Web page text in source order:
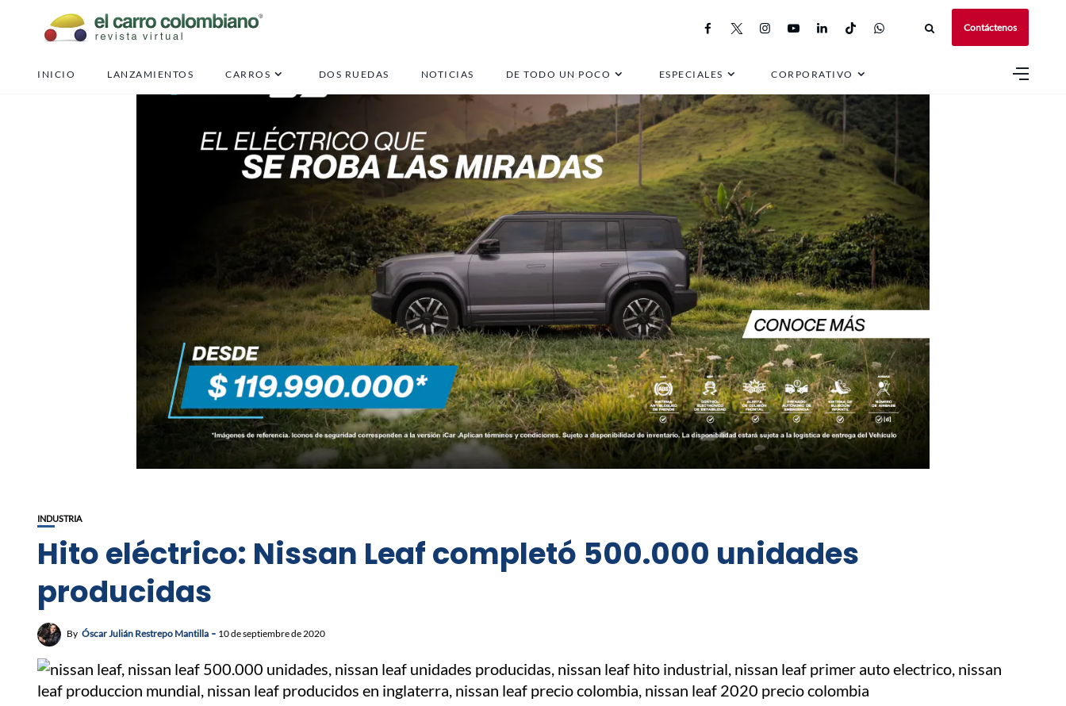
Contáctenos
INICIO LANZAMIENTOS CARROS DOS RUEDAS NOTICIAS DE TODO UN POCO ESPECIALES CORPORATIVO
INDUSTRIA
Hito eléctrico: Nissan Leaf completó 500.000 unidades
producidas
By Óscar Julián Restrepo Mantilla 10 de septiembre de 2020